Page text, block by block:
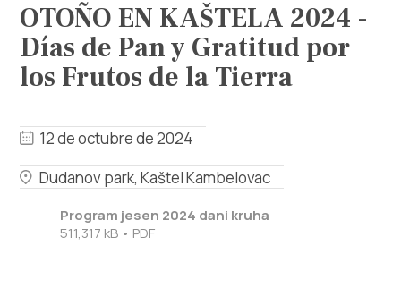
Información
Multimedia
es
OTOÑO EN KAŠTELA 2024 -
Días de Pan y Gratitud por
los Frutos de la Tierra
12 de octubre de 2024
Dudanov park, Kaštel Kambelovac
Program jesen 2024 dani kruha
511,317 kB • PDF